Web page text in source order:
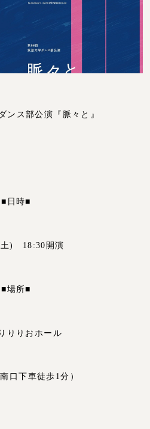
ンス部公演『脈々と』
■日時■
土) 18:30開演
■場所■
りりおホール
口下車徒歩1分）